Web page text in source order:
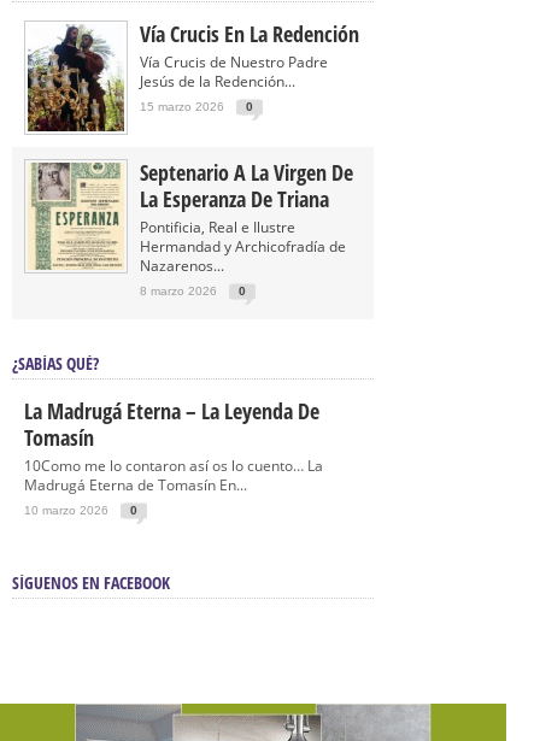
Vía Crucis En La Redención
Vía Crucis de Nuestro Padre
Jesús de la Redención...
15 marzo 2026 0
Septenario A La Virgen De
La Esperanza De Triana
Pontificia, Real e Ilustre
Hermandad y Archicofradía de
Nazarenos...
8 marzo 2026 0
¿SABÍAS QUÉ?
La Madrugá Eterna – La Leyenda De
Tomasín
10Como me lo contaron así os lo cuento… La
Madrugá Eterna de Tomasín En...
10 marzo 2026 0
SÍGUENOS EN FACEBOOK